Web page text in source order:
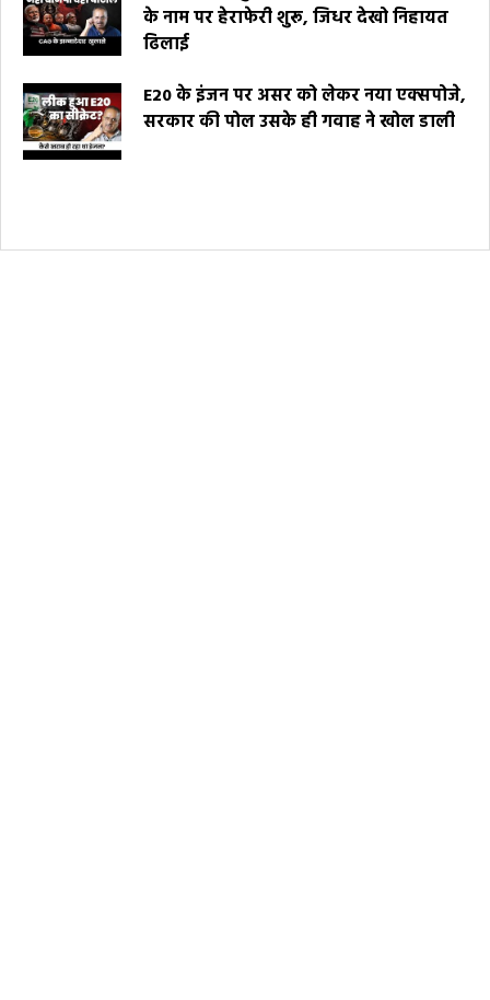
के नाम पर हेराफेरी शुरू, जिधर देखो निहायत
ढिलाई
E20 के इंजन पर असर को लेकर नया एक्सपोजे,
सरकार की पोल उसके ही गवाह ने खोल डाली